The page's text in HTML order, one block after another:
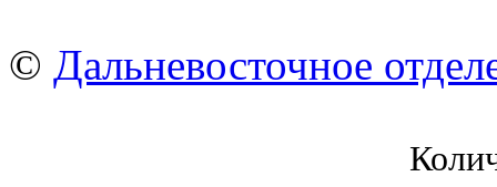
© Дальневосточное